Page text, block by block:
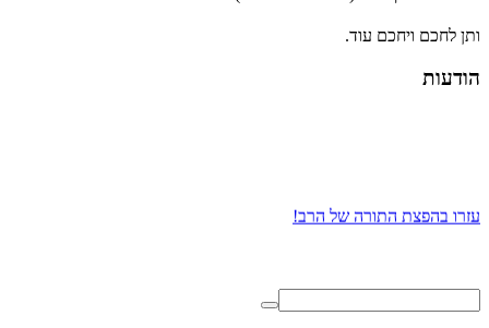
ותן לחכם ויחכם עוד.
הודעות
עזרו בהפצת התורה של הרב!